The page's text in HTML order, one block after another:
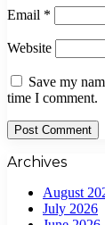
Email *
Website
Save my
time I comment.
Archives
August
July 2026